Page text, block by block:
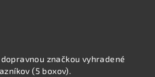
značkou vyhradené
(5 boxov).